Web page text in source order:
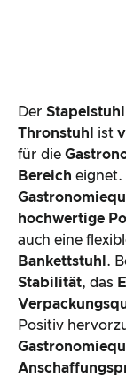
Der
Thronstuhl
ist
für die
Bereich eignet.
hochwertige
auch eine
Bankettstuhl .
Stabilität, das
Positiv